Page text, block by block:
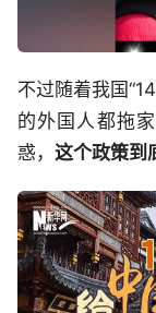
不过随着我国
的外国人都拖
惑， 这个政策到